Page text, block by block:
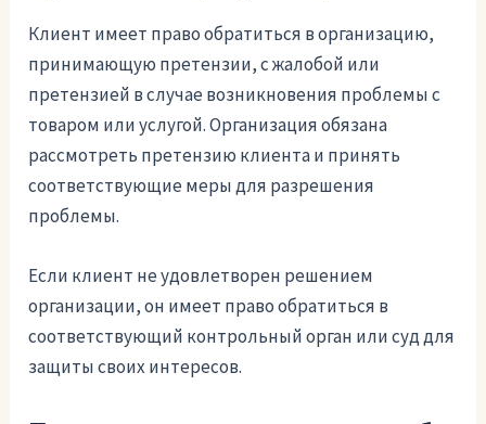
Клиент имеет право обратиться в организацию,
принимающую претензии, с жалобой или
претензией в случае возникновения проблемы с
товаром или услугой. Организация обязана
рассмотреть претензию клиента и принять
соответствующие меры для разрешения
проблемы.
Если клиент не удовлетворен решением
организации, он имеет право обратиться в
соответствующий контрольный орган или суд для
защиты своих интересов.